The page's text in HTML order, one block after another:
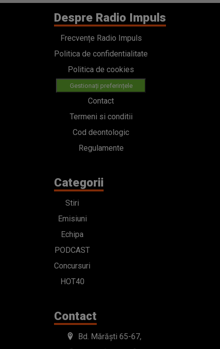
Despre Radio Impuls
Frecvențe Radio Impuls
Politica de confidentialitate
Politica de cookies
Gestionați preferințele
Contact
Termeni si conditii
Cod deontologic
Regulamente
Categorii
Stiri
Emisiuni
Echipa
PODCAST
Concursuri
HOT40
Contact
Bd. Mărăști 65-67,